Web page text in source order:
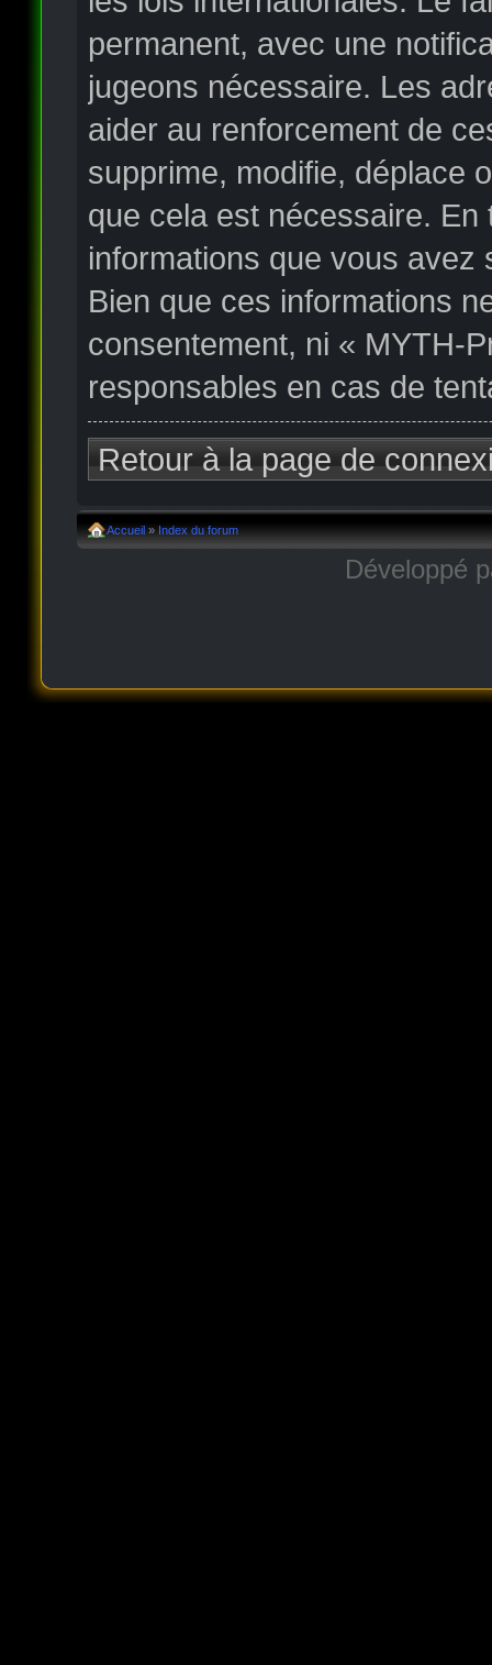
permanent, avec une
jugeons nécessaire. Les
aider au renforcement de
supprime, modifie, déplace
que cela est nécessaire.
informations que vous
Bien que ces informations
consentement, ni « MYTH-
responsables en cas de
Retour à la page de
Accueil » Index du forum
Développé